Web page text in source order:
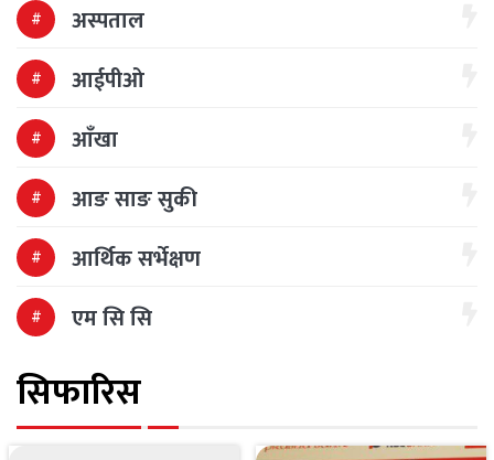
अस्पताल
आईपीओ
आँखा
आङ साङ सुकी
आर्थिक सर्भेक्षण
एम सि सि
सिफारिस